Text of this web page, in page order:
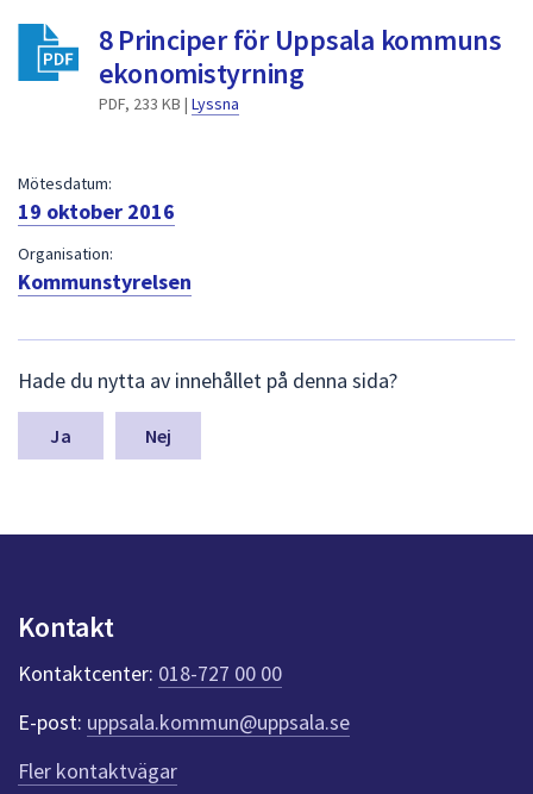
för
8 Principer för Uppsala kommuns
ekonomistyrning
PDF, 233 KB | Lyssna
Mötesdatum:
19 oktober 2016
Organisation:
Kommunstyrelsen
ä
m
a
n
k
t
e
r
f
ö
r
Hade du nytta av innehållet på denna sida?
Nej
Kontakt
Kontaktcenter: 018-727 00 00
E-post: uppsala.kommun@uppsala.se
Fler kontaktvägar